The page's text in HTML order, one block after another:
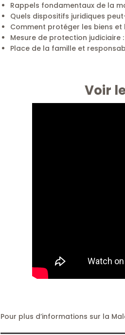
Rappels fondamentaux de la
Quels dispositifs juridiques
Comment protéger les biens et
Mesure de protection
Place de la famille et
Voir
Pour plus d’informations sur la